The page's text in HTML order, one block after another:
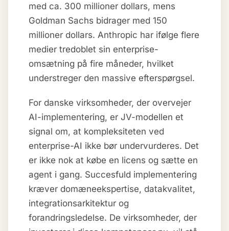
med ca. 300 millioner dollars, mens
Goldman Sachs bidrager med 150
millioner dollars. Anthropic har ifølge flere
medier tredoblet sin enterprise-
omsætning på fire måneder, hvilket
understreger den massive efterspørgsel.
For danske virksomheder, der overvejer
AI-implementering, er JV-modellen et
signal om, at kompleksiteten ved
enterprise-AI ikke bør undervurderes. Det
er ikke nok at købe en licens og sætte en
agent i gang. Succesfuld implementering
kræver domæneekspertise, datakvalitet,
integrationsarkitektur og
forandringsledelse. De virksomheder, der